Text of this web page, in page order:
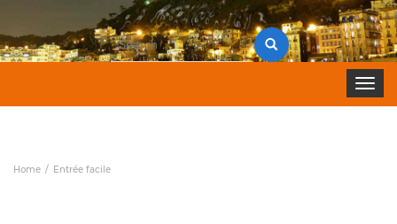
Search
for:
Toggle
Home Entrée facile